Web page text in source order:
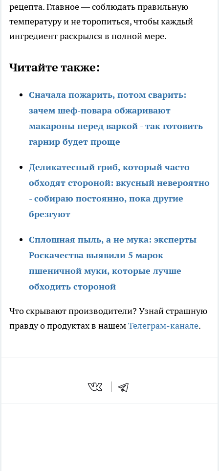
рецепта. Главное — соблюдать правильную
температуру и не торопиться, чтобы каждый
ингредиент раскрылся в полной мере.
Читайте также:
Сначала пожарить, потом сварить:
зачем шеф-повара обжаривают
макароны перед варкой - так готовить
гарнир будет проще
Деликатесный гриб, который часто
обходят стороной: вкусный невероятно
- собираю постоянно, пока другие
брезгуют
Сплошная пыль, а не мука: эксперты
Роскачества выявили 5 марок
пшеничной муки, которые лучше
обходить стороной
Что скрывают производители? Узнай страшную
правду о продуктах в нашемТелеграм-канале.